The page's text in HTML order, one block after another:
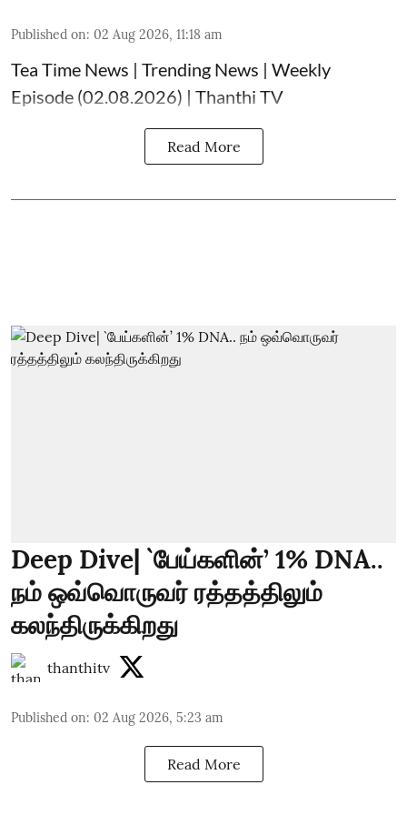
Published on: 02 Aug 2026, 11:18 am
Tea Time News | Trending News | Weekly
Episode (02.08.2026) | Thanthi TV
Read More
Deep Dive| `பேய்களின்’ 1% DNA..
நம் ஒவ்வொருவர் ரத்தத்திலும்
கலந்திருக்கிறது
thanthitv
Published on: 02 Aug 2026, 5:23 am
Read More